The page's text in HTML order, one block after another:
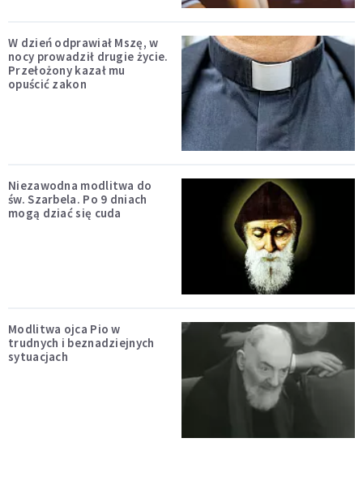
W dzień odprawiał Mszę, w
nocy prowadził drugie życie.
Przełożony kazał mu
opuścić zakon
Niezawodna modlitwa do
św. Szarbela. Po 9 dniach
mogą dziać się cuda
Modlitwa ojca Pio w
trudnych i beznadziejnych
sytuacjach